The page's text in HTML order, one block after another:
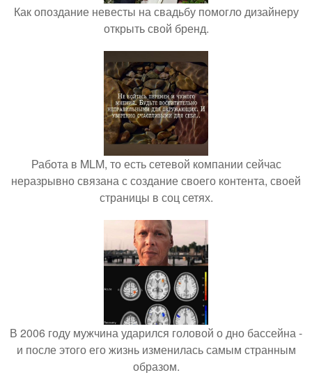
Как опоздание невесты на свадьбу помогло дизайнеру
открыть свой бренд.
Работа в MLM, то есть сетевой компании сейчас
неразрывно связана с создание своего контента, своей
страницы в соц сетях.
В 2006 году мужчина ударился головой о дно бассейна -
и после этого его жизнь изменилась самым странным
образом.